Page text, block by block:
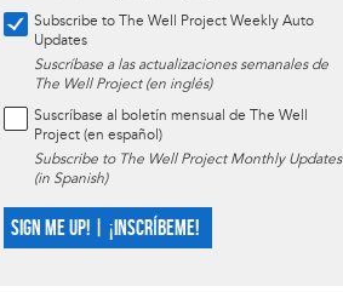
Subscribe to The Well Project Weekly Auto
Updates
Suscríbase a las actualizaciones semanales de
The Well Project (en inglés)
Suscríbase al boletín mensual de The Well
Project (en español)
Subscribe to The Well Project Monthly Updates
(in Spanish)
SIGN ME UP! | ¡INSCRÍBEME!